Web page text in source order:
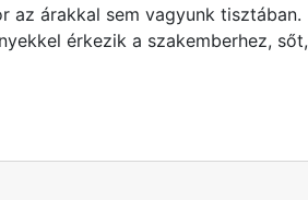
az árakkal sem vagyunk tisztában.
érkezik a szakemberhez, sőt,